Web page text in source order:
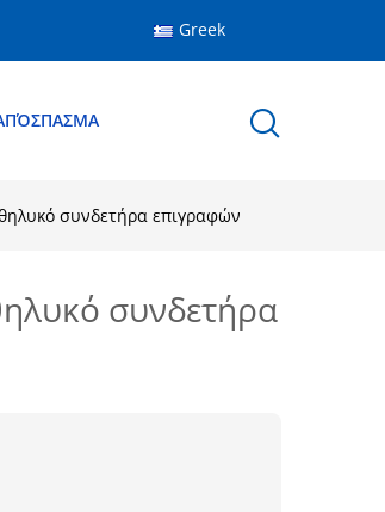
Greek
συνδετήρα επιγραφών
συνδετήρα